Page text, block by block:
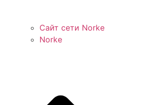
Сайт сети Norke
Norke